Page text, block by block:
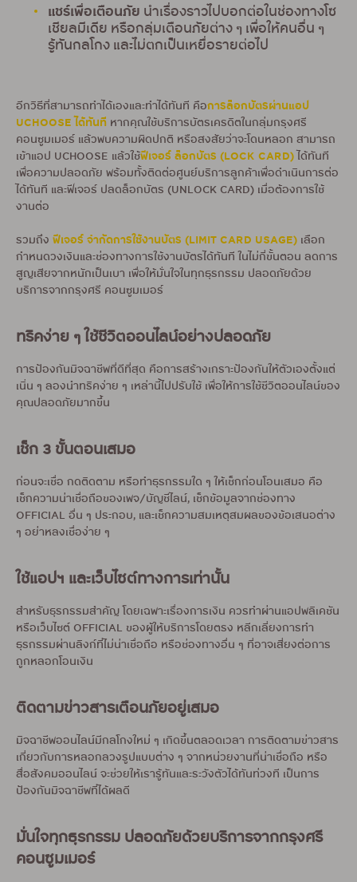
แชร์เพื่อเตือนภัย นำเรื่องราวไปบอกต่อในช่องทางโซ
เชียลมีเดีย หรือกลุ่มเตือนภัยต่าง ๆ เพื่อให้คนอื่น ๆ
รู้ทันกลโกง และไม่ตกเป็นเหยื่อรายต่อไป
อีกวิธีที่สามารถทำได้เองและทำได้ทันที คือการล็อกบัตรผ่านแอป
UCHOOSE ได้ทันที หากคุณใช้บริการบัตรเครดิตในกลุ่มกรุงศรี
คอนซูมเมอร์ แล้วพบความผิดปกติ หรือสงสัยว่าจะโดนหลอก สามารถ
เข้าแอป UCHOOSE แล้วใช้ฟีเจอร์ ล็อกบัตร (LOCK CARD)ได้ทันที
เพื่อความปลอดภัย พร้อมทั้งติดต่อศูนย์บริการลูกค้าเพื่อดำเนินการต่อ
ได้ทันที และฟีเจอร์ ปลดล็อกบัตร (UNLOCK CARD) เมื่อต้องการใช้
งานต่อ
รวมถึง ฟีเจอร์ จำกัดการใช้งานบัตร (LIMIT CARD USAGE) เลือก
กำหนดวงเงินและช่องทางการใช้งานบัตรได้ทันที ในไม่กี่ขั้นตอน ลดการ
สูญเสียจากหนักเป็นเบา เพื่อให้มั่นใจในทุกธุรกรรม ปลอดภัยด้วย
บริการจากกรุงศรี คอนซูมเมอร์
ทริคง่าย ๆ ใช้ชีวิตออนไลน์อย่างปลอดภัย
การป้องกันมิจฉาชีพที่ดีที่สุด คือการสร้างเกราะป้องกันให้ตัวเองตั้งแต่
เนิ่น ๆ ลองนำทริคง่าย ๆ เหล่านี้ไปปรับใช้ เพื่อให้การใช้ชีวิตออนไลน์ของ
คุณปลอดภัยมากขึ้น
เช็ก 3 ขั้นตอนเสมอ
ก่อนจะเชื่อ กดติดตาม หรือทำธุรกรรมใด ๆ ให้เช็กก่อนโอนเสมอ คือ
เช็กความน่าเชื่อถือของเพจ/บัญชีไลน์, เช็กข้อมูลจากช่องทาง
OFFICIAL อื่น ๆ ประกอบ, และเช็กความสมเหตุสมผลของข้อเสนอต่าง
ๆ อย่าหลงเชื่อง่าย ๆ
ใช้แอปฯ และเว็บไซต์ทางการเท่านั้น
สำหรับธุรกรรมสำคัญ โดยเฉพาะเรื่องการเงิน ควรทำผ่านแอปพลิเคชัน
หรือเว็บไซต์ OFFICIAL ของผู้ให้บริการโดยตรง หลีกเลี่ยงการทำ
ธุรกรรมผ่านลิงก์ที่ไม่น่าเชื่อถือ หรือช่องทางอื่น ๆ ที่อาจเสี่ยงต่อการ
ถูกหลอกโอนเงิน
ติดตามข่าวสารเตือนภัยอยู่เสมอ
มิจฉาชีพออนไลน์มีกลโกงใหม่ ๆ เกิดขึ้นตลอดเวลา การติดตามข่าวสาร
เกี่ยวกับการหลอกลวงรูปแบบต่าง ๆ จากหน่วยงานที่น่าเชื่อถือ หรือ
สื่อสังคมออนไลน์ จะช่วยให้เรารู้ทันและระวังตัวได้ทันท่วงที เป็นการ
ป้องกันมิจฉาชีพที่ได้ผลดี
มั่นใจทุกธุรกรรม ปลอดภัยด้วยบริการจากกรุงศรี
คอนซูมเมอร์